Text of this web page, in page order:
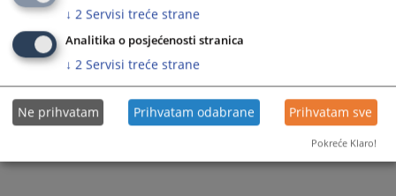
↓ 2 Servisi treće strane
Analitika o posjećenosti stranica
↓ 2 Servisi treće strane
Ne prihvatam Prihvatam odabrane Prihvatam sve
Pokreće Klaro!